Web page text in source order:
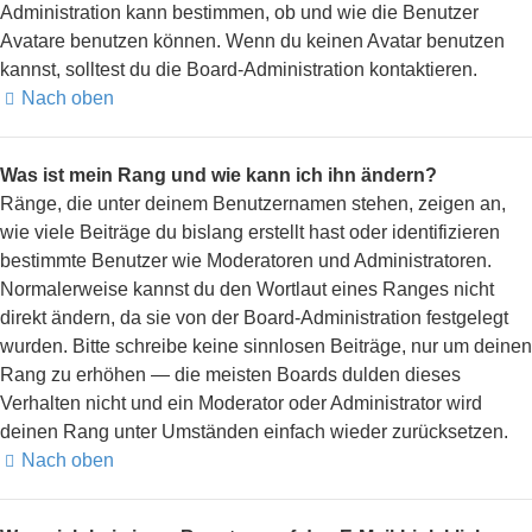
Administration kann bestimmen, ob und wie die Benutzer
Avatare benutzen können. Wenn du keinen Avatar benutzen
kannst, solltest du die Board-Administration kontaktieren.
Nach oben
Was ist mein Rang und wie kann ich ihn ändern?
Ränge, die unter deinem Benutzernamen stehen, zeigen an,
wie viele Beiträge du bislang erstellt hast oder identifizieren
bestimmte Benutzer wie Moderatoren und Administratoren.
Normalerweise kannst du den Wortlaut eines Ranges nicht
direkt ändern, da sie von der Board-Administration festgelegt
wurden. Bitte schreibe keine sinnlosen Beiträge, nur um deinen
Rang zu erhöhen — die meisten Boards dulden dieses
Verhalten nicht und ein Moderator oder Administrator wird
deinen Rang unter Umständen einfach wieder zurücksetzen.
Nach oben